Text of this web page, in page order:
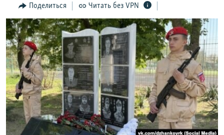
поискуИНФОГРАФИКА
ТЕЛЕПРОЕКТ КРЫМ.РЕАЛИИ
СОВЕТЫ ПРАВОЗАЩИТНИКОВ
ПРОПАВШИЕ БЕЗ ВЕСТИ
ПОБЕДИТЕЛЕЙ НЕ СУДЯТ?
КРЫМ.НЕПОКОРЕННЫЙ
ELIFBE
УКРАИНСКАЯ ПРОБЛЕМА КРЫМА
КАК ОБОЙТИ БЛОКИРОВКУ
Українською
Qırımtatar
ПРИСОЕДИНЯЙТЕСЬ!
Поделиться Читать без VPN